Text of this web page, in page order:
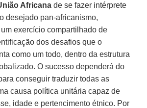
Africana de se fazer intérprete
desejado pan-africanismo,
exercício compartilhado de
dos desafios que o
como um todo, dentro da estrutura
O sucesso dependerá do
conseguir traduzir todas as
causa política unitária capaz de
idade e pertencimento étnico. Por